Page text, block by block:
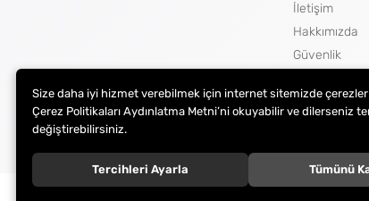
İletişim
Hakkımızda
Güvenlik
Kargo
Size daha iyi hizmet verebilmek için internet sitemizde çerezler
Çerez Politikaları Aydınlatma Metni’ni okuyabilir ve dilerseniz
değiştirebilirsiniz.
Tercihleri Ayarla Tümünü